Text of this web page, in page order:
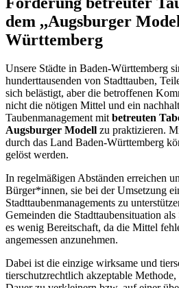
dem ,,Augsburger
Württemberg
Unsere Städte in Baden-Württemberg
hunderttausenden von Stadttauben,
sich belästigt, aber die betroffenen
nicht die nötigen Mittel und ein
Taubenmanagement mitbetreuten
Augsburger Modell zu praktizieren.
durch das Land Baden-Württemberg
gelöst werden.
In regelmäßigen Abständen erreichen
Bürger*innen, sie bei der Umsetzung
Stadttaubenmanagements zu
Gemeinden die Stadttaubensituation
es wenig Bereitschaft, da die Mittel
angemessen anzunehmen.
Dabei ist die einzige wirksame und
tierschutzrechtlich akzeptable